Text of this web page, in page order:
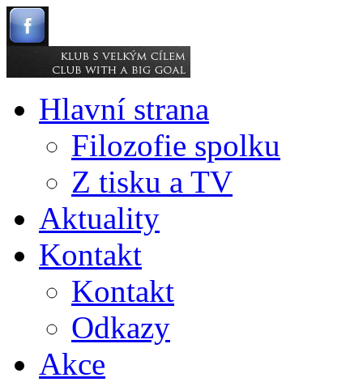
Hlavní strana
Filozofie spolku
Z tisku a TV
Aktuality
Kontakt
Kontakt
Odkazy
Akce